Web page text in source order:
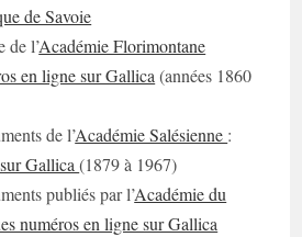
de Savoie
de l’Académie Florimontane
en ligne sur Gallica (années 1860
de l’Académie Salésienne :
Gallica(1879 à 1967)
publiés par l’Académie du
numéros en ligne sur Gallica